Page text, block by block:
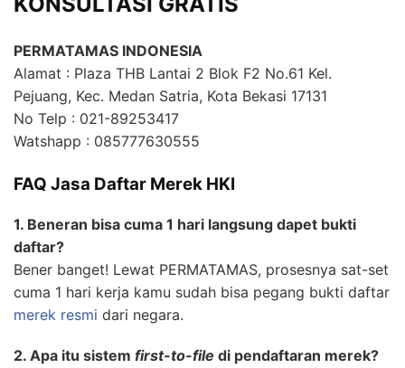
PERMATAMAS INDONESIA
Alamat : Plaza THB Lantai 2 Blok F2 No.61 Kel.
Pejuang, Kec. Medan Satria, Kota Bekasi 17131
No Telp : 021-89253417
Watshapp : 085777630555
FAQ Jasa Daftar Merek HKI
1. Beneran bisa cuma 1 hari langsung dapet bukti
daftar?
Bener banget! Lewat PERMATAMAS, prosesnya sat-set
cuma 1 hari kerja kamu sudah bisa pegang bukti daftar
merek resmi dari negara.
2. Apa itu sistem first-to-file di pendaftaran merek?